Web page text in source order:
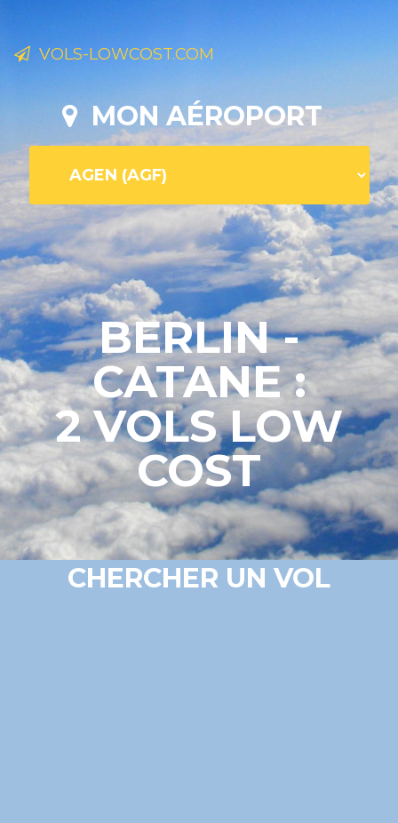
VOLS-LOWCOST.COM
MON AÉROPORT
BERLIN -
CATANE :
2 VOLS LOW
COST
CHERCHER UN VOL